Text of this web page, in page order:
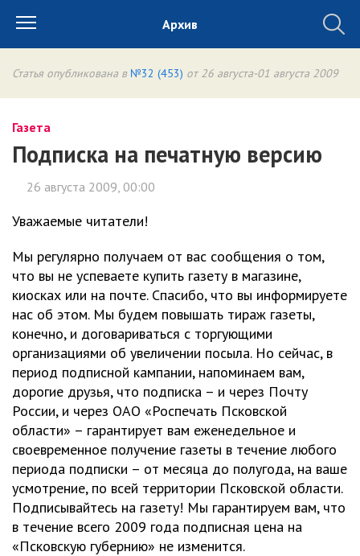
Архив
Статья опубликована в №32 (453) от 26 августа-01 августа 2009
Газета
Подписка на печатную версию
26 августа 2009, 00:00
Уважаемые читатели!
Мы регулярно получаем от вас сообщения о том,
что вы не успеваете купить газету в магазине,
киосках или на почте. Спасибо, что вы информируете
нас об этом. Мы будем повышать тираж газеты,
конечно, и договариваться с торгующими
организациями об увеличении посыла. Но сейчас, в
период подписной кампании, напоминаем вам,
дорогие друзья, что подписка – и через Почту
России, и через ОАО «Роспечать Псковской
области» – гарантирует вам еженедельное и
своевременное получение газеты в течение любого
периода подписки – от месяца до полугода, на ваше
усмотрение, по всей территории Псковской области.
Подписывайтесь на газету! Мы гарантируем вам, что
в течение всего 2009 года подписная цена на
«Псковскую губернию» не изменится.